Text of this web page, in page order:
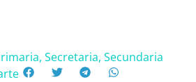
, Secretaria, Secundaria